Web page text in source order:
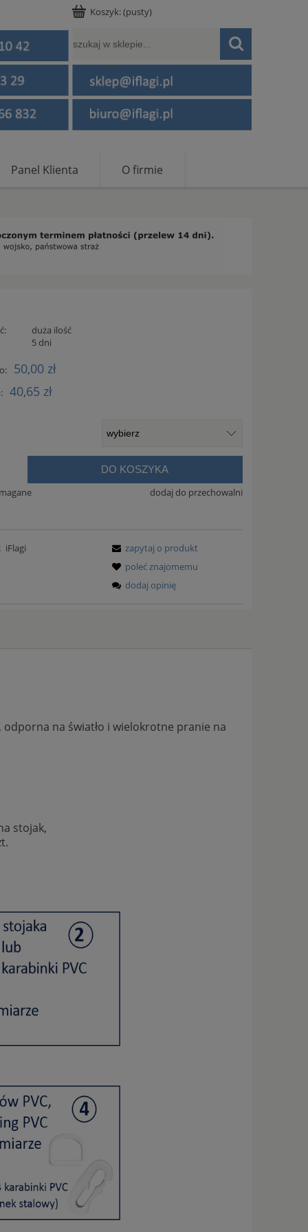
Koszyk:(pusty)
Panel Klienta O firmie
duża ilość
5 dni
50,00 zł
40,65 zł
DO KOSZYKA
dodaj do przechowalni
iFlagi
zapytaj o produkt
poleć znajomemu
dodaj opinię
na światło i wielokrotne pranie na
stojak,